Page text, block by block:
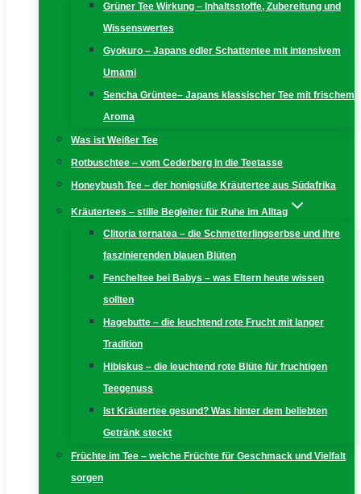
Grüner Tee Wirkung – Inhaltsstoffe, Zubereitung und
Wissenswertes
Gyokuro – Japans edler Schattentee mit intensivem
Umami
Sencha Grüntee– Japans klassischer Tee mit frischem
Aroma
Was ist Weißer Tee
Rotbuschtee – vom Cederberg in die Teetasse
Honeybush Tee – der honigsüße Kräutertee aus Südafrika
Kräutertees – stille Begleiter für Ruhe im Alltag
Clitoria ternatea – die Schmetterlingserbse und ihre
faszinierenden blauen Blüten
Fencheltee bei Babys – was Eltern heute wissen
sollten
Hagebutte – die leuchtend rote Frucht mit langer
Tradition
Hibiskus – die leuchtend rote Blüte für fruchtigen
Teegenuss
Ist Kräutertee gesund? Was hinter dem beliebten
Getränk steckt
Früchte im Tee – welche Früchte für Geschmack und Vielfalt
sorgen